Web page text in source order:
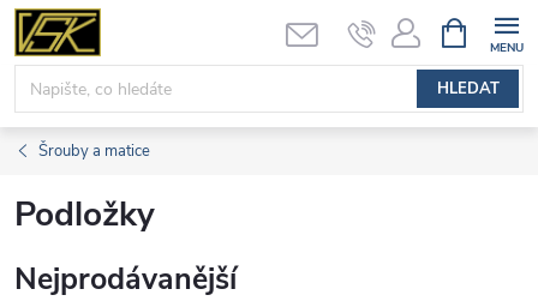
Přejít
obsah
HLEDAT
NÁKUPNÍ
KOŠÍK
Šrouby a matice
Podložky
Nejprodávanější